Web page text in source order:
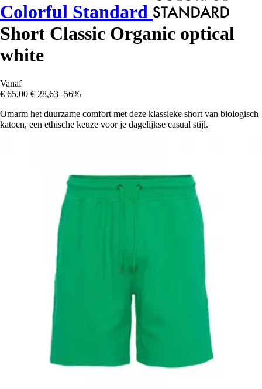
Colorful Standard
Short Classic Organic optical
white
Vanaf
€ 65,00 € 28,63 -56%
Omarm het duurzame comfort met deze klassieke short van biologisch
katoen, een ethische keuze voor je dagelijkse casual stijl.